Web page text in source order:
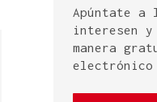
Apúntate a
interesen
manera
electrónico